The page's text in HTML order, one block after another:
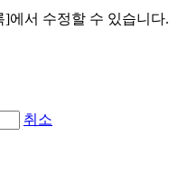
에서 수정할 수 있습니다.
취소